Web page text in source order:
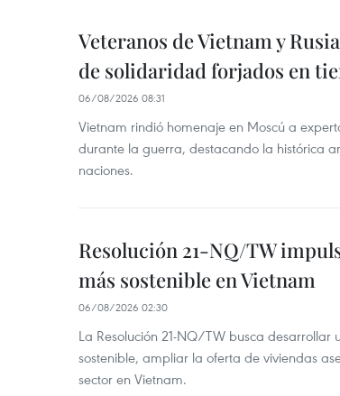
Veteranos de Vietnam y
de solidaridad forjados en
06/08/2026 08:31
Vietnam rindió homenaje en Moscú a
durante la guerra, destacando la histórica
naciones.
Resolución 21-NQ/TW
más sostenible en Vietnam
06/08/2026 02:30
La Resolución 21-NQ/TW busca
sostenible, ampliar la oferta de viviendas
sector en Vietnam.